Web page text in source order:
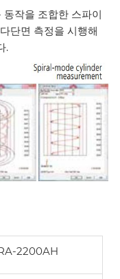
작을 조합한 스파이
단면 측정을 시행해
.
2200AH